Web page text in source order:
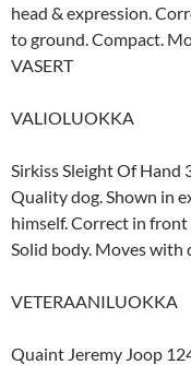
head & expression.
to ground. Compact.
VASERT
VALIOLUOKKA
Sirkiss Sleight Of Hand
Quality dog. Shown in
himself. Correct in
Solid body. Moves with
VETERAANILUOKKA
Quaint Jeremy Joop